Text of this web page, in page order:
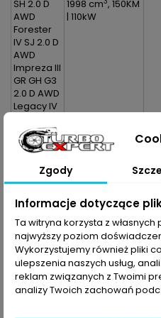
SH 2.0 D
AWD
Forester
IV SJ 2.0 D
AWD
Impreza III
GR GH G3
2.0 D AWD
Legacy IV
AWD
Legacy IV
BP Estate
2.0D AWD
Legacy V
BM 2.0 D
AWD
Legacy V
BR Estate
2.0D AWD
Outback
IV
Crossover
2.0 D
1998 cm , 150KM
| 110kW
Zgody
Informacje dotyczące
Ta witryna korzysta z
najwyższy poziom
Wykorzystujemy również pliki
ulepszenia naszych usług,
reklam związanych z Twoimi
analizy Twoich zachowań